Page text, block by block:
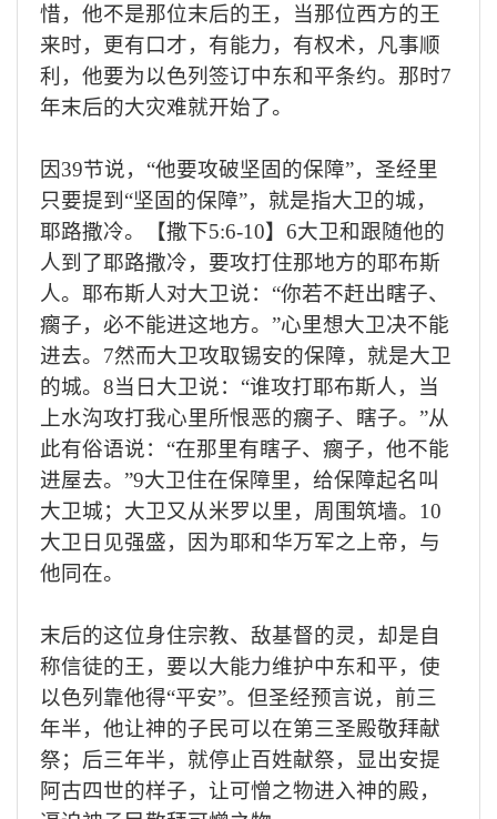
惜，他不是那位末后的王，当那位西方的王
来时，更有口才，有能力，有权术，凡事顺
利，他要为以色列签订中东和平条约。那时7
年末后的大灾难就开始了。
因39节说， “他要攻破坚固的保障”，圣经里
只要提到 “坚固的保障”，就是指大卫的城，
耶路撒冷。【撒下5:6-10】 6大卫和跟随他的
人到了耶路撒冷，要攻打住那地方的耶布斯
人。耶布斯人对大卫说： “你若不赶出瞎子、
瘸子，必不能进这地方。 ”心里想大卫决不能
进去。 7然而大卫攻取锡安的保障，就是大卫
的城。 8当日大卫说： “谁攻打耶布斯人，当
上水沟攻打我心里所恨恶的瘸子、瞎子。 ”从
此有俗语说： “在那里有瞎子、瘸子，他不能
进屋去。 ”9大卫住在保障里，给保障起名叫
大卫城；大卫又从米罗以里，周围筑墙。 10
大卫日见强盛，因为耶和华万军之上帝，与
他同在。
末后的这位身住宗教、敌基督的灵，却是自
称信徒的王，要以大能力维护中东和平，使
以色列靠他得“平安”。但圣经预言说，前三
年半，他让神的子民可以在第三圣殿敬拜献
祭；后三年半，就停止百姓献祭，显出安提
阿古四世的样子，让可憎之物进入神的殿，